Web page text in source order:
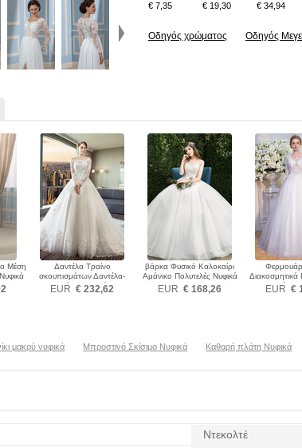
€ 7,35 € 19,30 € 34,94
Οδηγός χρώματος Οδηγός
Μέση
Δαντέλα Τραίνο
σκουπισμάτων Δαντέλα-
επάνω Νυφικά
EUR € 232,62
βάρκα Φυσικό Καλοκαίρι
Αμάνικο Πολυτελές Νυφικά
EUR € 168,26
Σέξι
EUR €
μακρύ νυφικά Μπροστινό Σκίσιμο Νυφικά Καθαρή πλάτη Νυφικά
Ντεκολτέ